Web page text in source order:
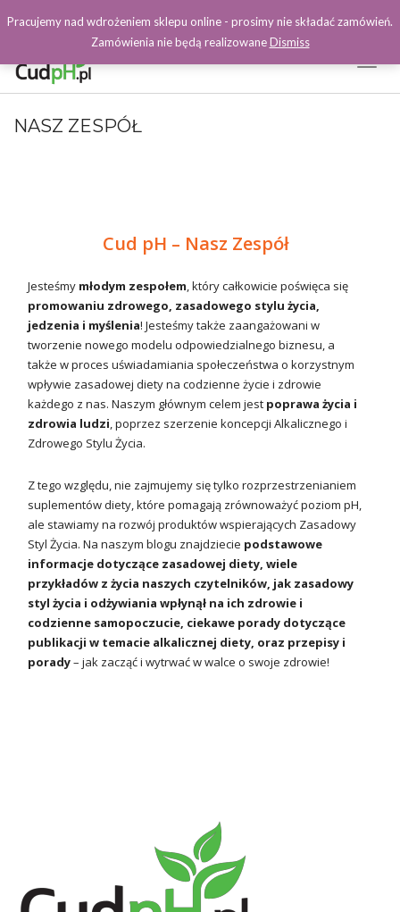
Facebook
NASZ ZESPÓŁ
Cud pH – Nasz Zespół
Jesteśmy młodym zespołem, który całkowicie poświęca się
promowaniu zdrowego, zasadowego stylu życia,
jedzenia i myślenia! Jesteśmy także zaangażowani w
tworzenie nowego modelu odpowiedzialnego biznesu, a
także w proces uświadamiania społeczeństwa o korzystnym
wpływie zasadowej diety na codzienne życie i zdrowie
każdego z nas. Naszym głównym celem jest poprawa życia i
zdrowia ludzi, poprzez szerzenie koncepcji Alkalicznego i
Zdrowego Stylu Życia.
Z tego względu, nie zajmujemy się tylko rozprzestrzenianiem
suplementów diety, które pomagają zrównoważyć poziom pH,
ale stawiamy na rozwój produktów wspierających Zasadowy
Styl Życia. Na naszym blogu znajdziecie podstawowe
informacje dotyczące zasadowej diety, wiele
przykładów z życia naszych czytelników, jak zasadowy
styl życia i odżywiania wpłynął na ich zdrowie i
codzienne samopoczucie, ciekawe porady dotyczące
publikacji w temacie alkalicznej diety, oraz przepisy i
porady– jak zacząć i wytrwać w walce o swoje zdrowie!
Pracujemy nad wdrożeniem sklepu online - prosimy nie składać zamówień.
Zamówienia nie będą realizowaneDismiss